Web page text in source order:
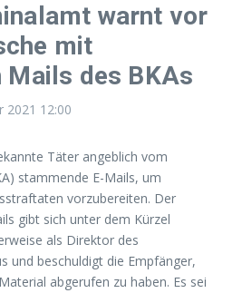
warnt vor
mit
des BKAs
2021 12:00
Täter angeblich vom
stammende E-Mails, um
vorzubereiten. Der
gibt sich unter dem Kürzel
als Direktor des
und beschuldigt die Empfänger,
abgerufen zu haben. Es sei